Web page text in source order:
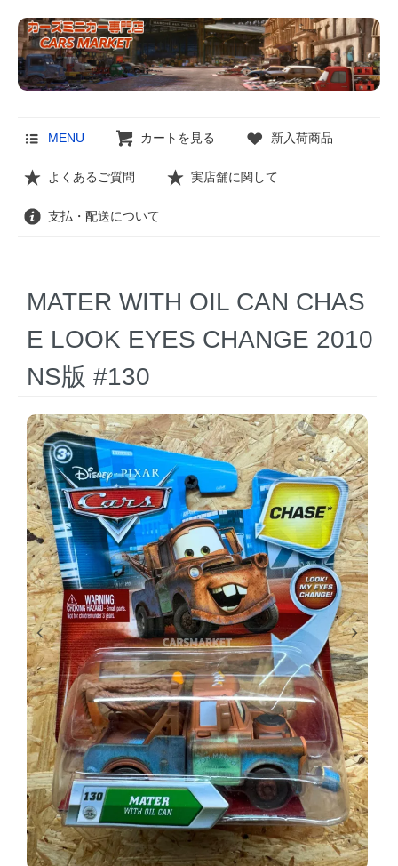
MENU カートを見る 新入荷商品
よくあるご質問 実店舗に関して
支払・配送について
MATER WITH OIL CAN CHAS
E LOOK EYES CHANGE 2010
NS版 #130